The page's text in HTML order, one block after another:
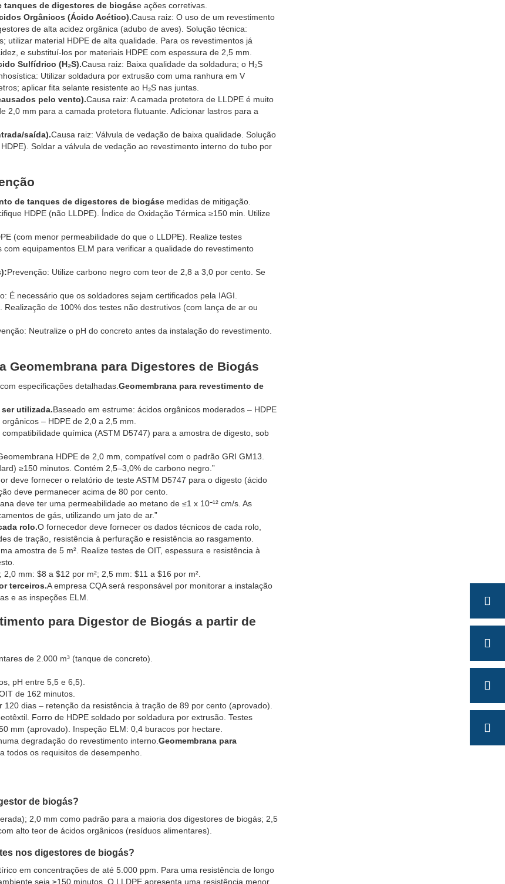
tanques de digestores de biogáse ações corretivas.
Orgânicos (Ácido Acético).Causa raiz: O uso de um revestimento
de alta acidez orgânica (adubo de aves). Solução técnica:
utilizar material HDPE de alta qualidade. Para os revestimentos já
e substituí-los por materiais HDPE com espessura de 2,5 mm.
Sulfídrico (H₂S).Causa raiz: Baixa qualidade da soldadura; o H₂S
Utilizar soldadura por extrusão com uma ranhura em V
aplicar fita selante resistente ao H₂S nas juntas.
pelo vento).Causa raiz: A camada protetora de LLDPE é muito
2,0 mm para a camada protetora flutuante. Adicionar lastros para a
saída).Causa raiz: Válvula de vedação de baixa qualidade. Solução
Soldar a válvula de vedação ao revestimento interno do tubo por
de tanques de digestores de biogáse medidas de mitigação.
HDPE (não LLDPE). Índice de Oxidação Térmica ≥150 min. Utilize
(com menor permeabilidade do que o LLDPE). Realize testes
equipamentos ELM para verificar a qualidade do revestimento
Prevenção: Utilize carbono negro com teor de 2,8 a 3,0 por cento. Se
É necessário que os soldadores sejam certificados pela IAGI.
de 100% dos testes não destrutivos (com lança de ar ou
Neutralize o pH do concreto antes da instalação do revestimento.
Geomembrana para Digestores de Biogás
especificações detalhadas. Geomembrana para revestimento de
utilizada.Baseado em estrume: ácidos orgânicos moderados – HDPE
– HDPE de 2,0 a 2,5 mm.
química (ASTM D5747) para a amostra de digesto, sob
HDPE de 2,0 mm, compatível com o padrão GRI GM13.
≥150 minutos. Contém 2,5–3,0% de carbono negro.”
deve fornecer o relatório de teste ASTM D5747 para o digesto (ácido
deve permanecer acima de 80 por cento.
deve ter uma permeabilidade ao metano de ≤1 x 10⁻¹² cm/s. As
de gás, utilizando um jato de ar.”
rolo.O fornecedor deve fornecer os dados técnicos de cada rolo,
de tração, resistência à perfuração e resistência ao rasgamento.
amostra de 5 m². Realize testes de OIT, espessura e resistência à
2,0 mm: $8 a $12 por m²; 2,5 mm: $11 a $16 por m².
terceiros.A empresa CQA será responsável por monitorar a instalação
e as inspeções ELM.
para Digestor de Biogás a partir de
de 2.000 m³ (tanque de concreto).
pH entre 5,5 e 6,5).
de 162 minutos.
120 dias – retenção da resistência à tração de 89 por cento (aprovado).
Forro de HDPE soldado por soldadura por extrusão. Testes
mm (aprovado). Inspeção ELM: 0,4 buracos por hectare.
degradação do revestimento interno. Geomembrana para
todos os requisitos de desempenho.
de biogás?
2,0 mm como padrão para a maioria dos digestores de biogás; 2,5
alto teor de ácidos orgânicos (resíduos alimentares).
nos digestores de biogás?
em concentrações de até 5.000 ppm. Para uma resistência de longo
seja ≥150 minutos. O LLDPE apresenta uma resistência menor.